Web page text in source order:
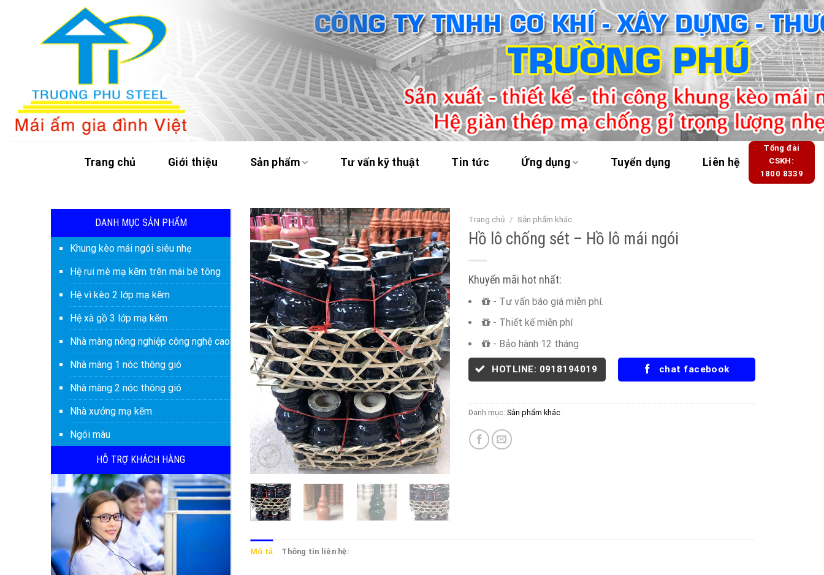
Trang chủ Giới thiệu Sản phẩm Tư vấn kỹ thuật Tin tức Ứng dụng Tuyển dụng Liên hệ
Tổng đài
CSKH:
1800 8339
DANH MỤC SẢN PHẨM
Khung kèo mái ngói siêu nhẹ
Hệ rui mè mạ kẽm trên mái bê tông
Hệ vì kèo 2 lớp mạ kẽm
Hệ xà gồ 3 lớp mạ kẽm
Nhà màng nông nghiệp công nghệ cao
Nhà màng 1 nóc thông gió
Nhà màng 2 nóc thông gió
Nhà xưởng mạ kẽm
Ngói màu
HỖ TRỢ KHÁCH HÀNG
Trang chủ / Sản phẩm khác
Hồ lô chống sét – Hồ lô mái ngói
Khuyến mãi hot nhất:
- Tư vấn báo giá miễn phí.
- Thiết kế miễn phí
- Bảo hành 12 tháng
HOTLINE: 0918194019 chat facebook
Danh mục: Sản phẩm khác
Mô tả Thông tin liên hệ: